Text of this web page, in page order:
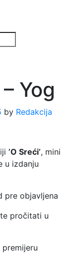
Yog
by Redakcija
’O Sreći’, mini
u izdanju
pre objavljena
pročitati u
premijeru